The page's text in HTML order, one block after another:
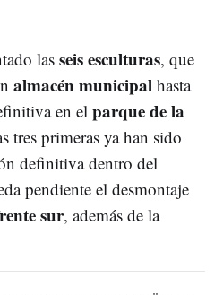
las seis esculturas, que
almacén municipal hasta
en el parque de la
tres primeras ya han sido
definitiva dentro del
pendiente el desmontaje
sur, además de la